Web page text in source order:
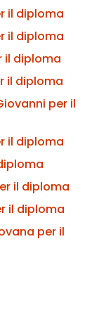
il diploma
il diploma
il diploma
il diploma
per il
il diploma
il diploma
il diploma
per il